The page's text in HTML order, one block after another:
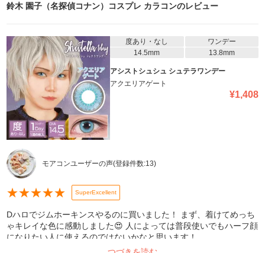
鈴木 園子（名探偵コナン）コスプレ カラコンのレビュー
度あり・なし
ワンデー
14.5mm
13.8mm
アシストシュシュ シュテラワンデー
アクエリアゲート
¥1,408
モアコンユーザーの声(登録件数:13)
★★★★★ SuperExcellent
Dハロでジムホーキンスやるのに買いました！ まず、着けてめっち
ゃキレイな色に感動しました😍 人によっては普段使いでもハーフ顔
になりたい人に使えるのではないかなと思います！